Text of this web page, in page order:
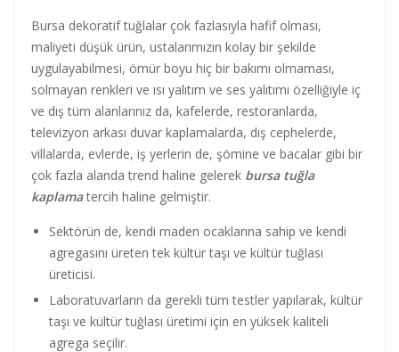
Bursa dekoratif tuğlalar çok fazlasıyla hafif olması,
maliyeti düşük ürün, ustalarımızın kolay bir şekilde
uygulayabilmesi, ömür boyu hiç bir bakımı olmaması,
solmayan renkleri ve ısı yalıtım ve ses yalıtımı özelliğiyle iç
ve dış tüm alanlarınız da, kafelerde, restoranlarda,
televizyon arkası duvar kaplamalarda, dış cephelerde,
villalarda, evlerde, iş yerlerin de, şömine ve bacalar gibi bir
çok fazla alanda trend haline gelerek bursa tuğla
kaplamatercih haline gelmiştir.
Sektörün de, kendi maden ocaklarına sahip ve kendi
agregasını üreten tek kültür taşı ve kültür tuğlası
üreticisi.
Laboratuvarların da gerekli tüm testler yapılarak, kültür
taşı ve kültür tuğlası üretimi için en yüksek kaliteli
agrega seçilir.